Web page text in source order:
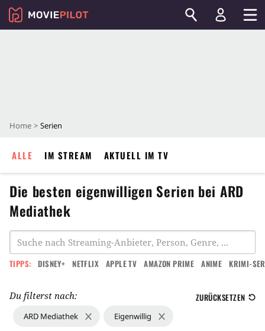
Home Serien
ALLE IM STREAM AKTUELL IM TV
Die besten eigenwilligen Serien bei ARD
Mediathek
TIPPS: DISNEY+ NETFLIX APPLE TV AMAZON PRIME ANIME KRIMI-
Du filterst nach: ZURÜCKSETZEN
ARD Mediathek Eigenwillig